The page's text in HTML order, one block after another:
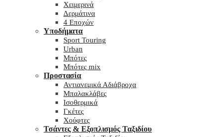
Χειμερινά
Δερμάτινα
4 Εποχών
Υποδήματα
Sport Touring
Urban
Μπότες
Μπότες mix
Προστασία
Αντιανεμικά Αδιάβροχα
Μπαλακλάβες
Ισοθερμικά
Γκέτες
Χούφτες
Τσάντες & Εξοπλισμός Ταξιδίου